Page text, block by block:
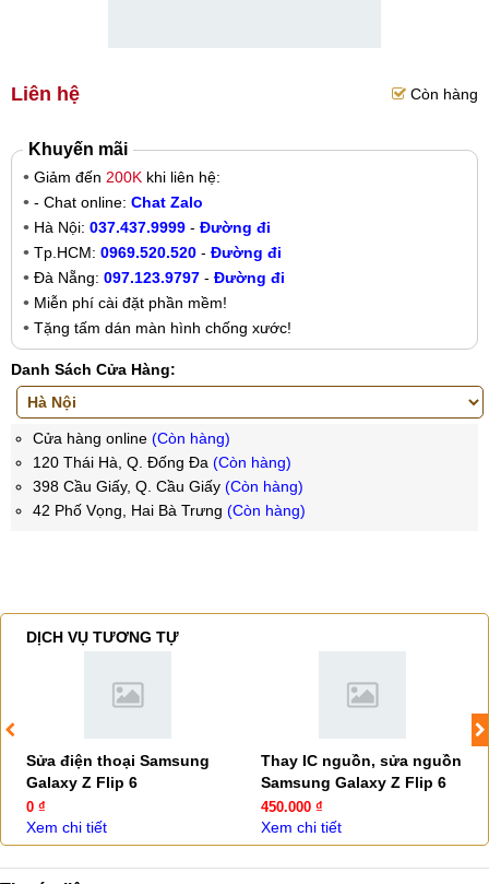
Liên hệ Còn hàng
Khuyến mãi
Giảm đến 200K khi liên hệ:
- Chat online: Chat Zalo
Hà Nội: 037.437.9999 - Đường đi
Tp.HCM: 0969.520.520 - Đường đi
Đà Nẵng: 097.123.9797 - Đường đi
Miễn phí cài đặt phần mềm!
Tặng tấm dán màn hình chống xước!
Danh Sách Cửa Hàng:
Cửa hàng online (Còn hàng)
120 Thái Hà, Q. Đống Đa (Còn hàng)
398 Cầu Giấy, Q. Cầu Giấy (Còn hàng)
42 Phố Vọng, Hai Bà Trưng (Còn hàng)
DỊCH VỤ TƯƠNG TỰ
Sửa điện thoại Samsung
Galaxy Z Flip 6
0 ₫
Xem chi tiết
Thay IC nguồn, sửa nguồn
Samsung Galaxy Z Flip 6
450.000 ₫
Xem chi tiết